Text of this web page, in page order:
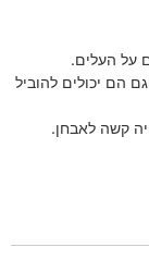
על העלים.
הם יכולים להוביל
קשה לאבחן.